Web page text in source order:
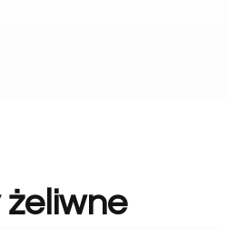
żeliwne